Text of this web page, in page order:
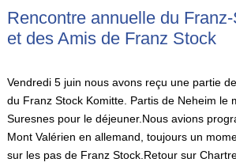
Rencontre annuelle du
et des Amis de Franz Stock
Vendredi 5 juin nous avons reçu une partie
du Franz Stock Komitte. Partis de Neheim le
Suresnes pour le déjeuner.Nous avions
Mont Valérien en allemand, toujours un
sur les pas de Franz Stock.Retour sur